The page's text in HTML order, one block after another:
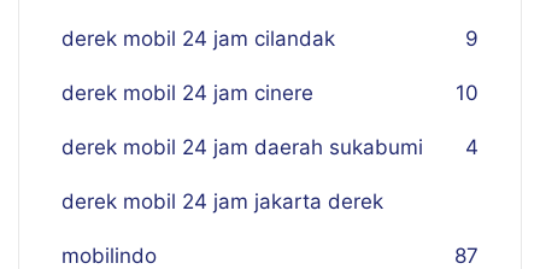
derek mobil 24 jam cilandak 9
derek mobil 24 jam cinere 10
derek mobil 24 jam daerah sukabumi 4
derek mobil 24 jam jakarta derek
mobilindo 87